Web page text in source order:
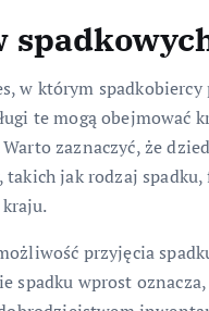
w którym
te mogą obejmować
zaznaczyć, że
jak rodzaj
przyjęcia
spadku wprost